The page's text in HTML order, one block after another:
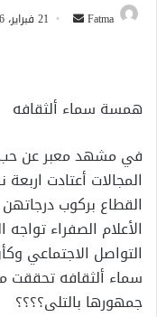
Fatma
أرسل 21 فبراير، 2016
همسة سماء ألثقافه
في مشهد معبر عن حب
المجالات أعتادت
القطاع بركوب
الأعلام الصفراء
التواصل الاجتماعي
سماء ألثقافه تحققت
جمهورها بالتلى؟؟؟؟